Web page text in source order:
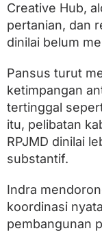
Creative Hub,
pertanian, dan
dinilai belum
Pansus turut
ketimpangan
tertinggal
itu, pelibatan
RPJMD dinilai
substantif.
Indra
koordinasi
pembangunan